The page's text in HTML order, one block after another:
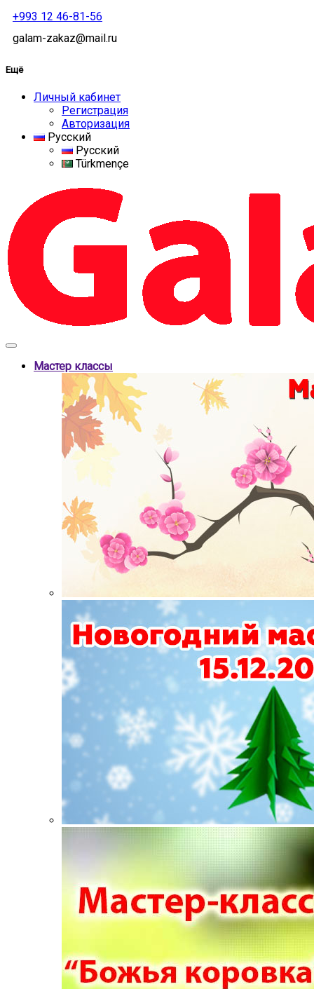
+993 12 46-81-56
galam-zakaz@mail.ru
Ещё
Личный кабинет
Регистрация
Авторизация
Русский
Русский
Türkmençe
Мастер классы